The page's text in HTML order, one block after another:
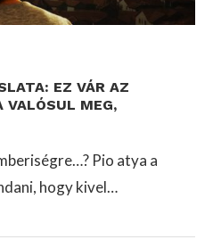
EZ VÁR AZ
VALÓSUL MEG,
Pio atya a
hogy kivel…